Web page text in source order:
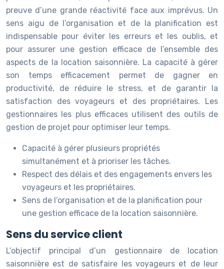
preuve d’une grande réactivité face aux imprévus. Un
sens aigu de l’organisation et de la planification est
indispensable pour éviter les erreurs et les oublis, et
pour assurer une gestion efficace de l’ensemble des
aspects de la location saisonnière. La capacité à gérer
son temps efficacement permet de gagner en
productivité, de réduire le stress, et de garantir la
satisfaction des voyageurs et des propriétaires. Les
gestionnaires les plus efficaces utilisent des outils de
gestion de projet pour optimiser leur temps.
Capacité à gérer plusieurs propriétés
simultanément et à prioriser les tâches.
Respect des délais et des engagements envers les
voyageurs et les propriétaires.
Sens de l’organisation et de la planification pour
une gestion efficace de la location saisonnière.
Sens du service client
L’objectif principal d’un gestionnaire de location
saisonnière est de satisfaire les voyageurs et de leur